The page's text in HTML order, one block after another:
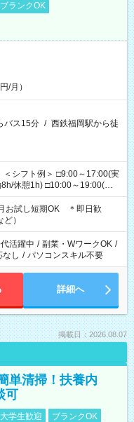
ブランクOK
/月）
バス15分 / 西鉄福岡駅から徒
休憩1h) □10:00～19:00(実
8h/休憩1h) □12:00～20:00(実
固定OK ＊選べ
お試し短期OK ＊即日歓
）
活躍中 / 副業・WワークOK /
なし / パソコンスキル不要
詳細へ
掲載日：2026.08.07
単清掃！扶養内
可
大学生歓迎
ブランクOK